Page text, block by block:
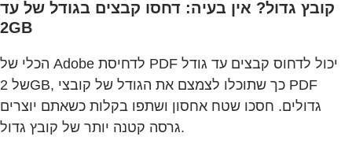
קובץ גדול? אין בעיה: דחסו קבצים בגודל של עד
2GB
הכלי של Adobe לדחיסת PDF יכול לדחוס קבצים עד גודל
של 2GB, כך שתוכלו לצמצם את הגודל של קובצי PDF
גדולים. חסכו שטח אחסון ושתפו בקלות כשאתם יוצרים
גרסה קטנה יותר של קובץ גדול.